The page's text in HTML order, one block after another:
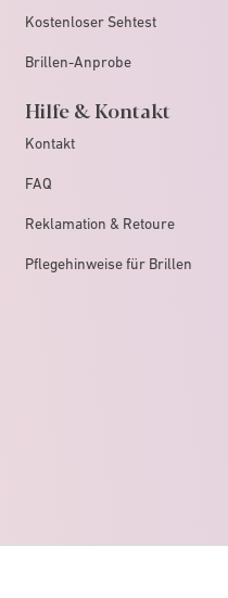
Kostenloser Sehtest
Brillen-Anprobe
Hilfe & Kontakt
Kontakt
FAQ
Reklamation & Retoure
Pflegehinweise für Brillen